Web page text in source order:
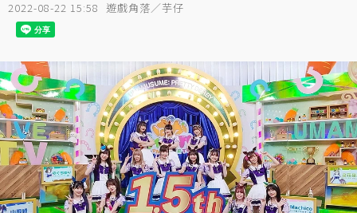
2022-08-22 15:58 遊戲角落／芋仔